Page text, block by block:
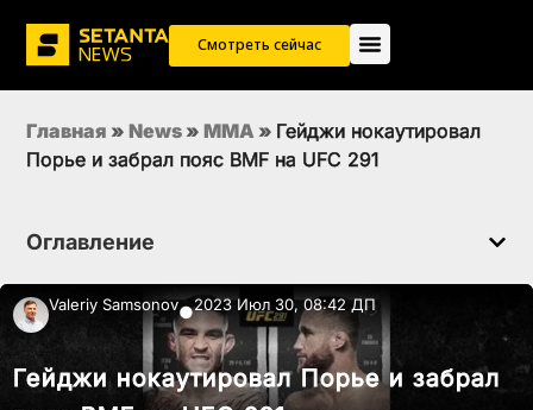
Смотреть сейчас
Главная » News » MMA » Гейджи нокаутировал
Порье и забрал пояс BMF на UFC 291
Оглавление
Valeriy Samsonov●2023 Июл 30, 08:42 ДП
Гейджи нокаутировал Порье и забрал